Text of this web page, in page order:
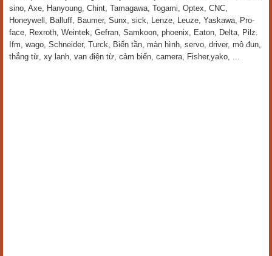
sino, Axe, Hanyoung, Chint, Tamagawa, Togami, Optex, CNC,
Honeywell, Balluff, Baumer, Sunx, sick, Lenze, Leuze, Yaskawa, Pro-
face, Rexroth, Weintek, Gefran, Samkoon, phoenix, Eaton, Delta, Pilz.
Ifm, wago, Schneider, Turck, Biến tần, màn hình, servo, driver, mô đun,
thắng từ, xy lanh, van điện từ, cảm biến, camera, Fisher,yako, ...